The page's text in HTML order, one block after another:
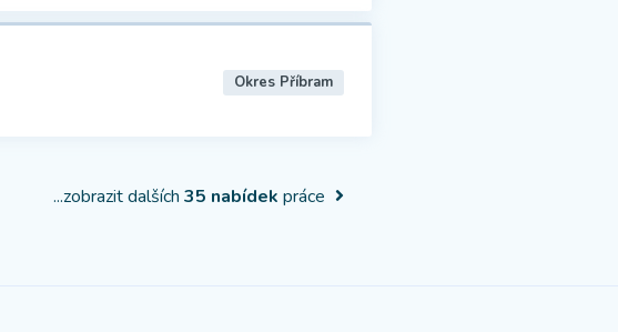
Okres Příbram
...zobrazit dalších 35 nabídek práce